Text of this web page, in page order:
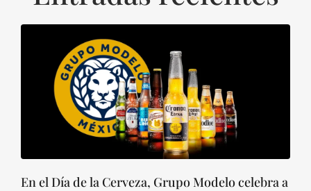
En el Día de la Cerveza, Grupo Modelo celebra a